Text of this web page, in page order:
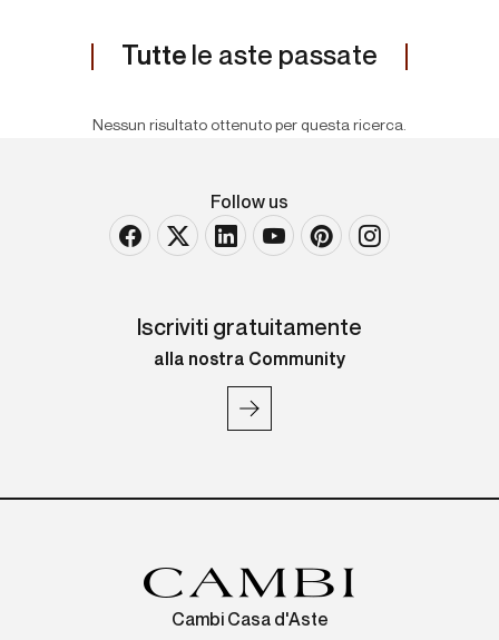
Tutte le aste passate
Nessun risultato ottenuto per questa ricerca.
Follow us
Iscriviti gratuitamente
alla nostra Community
Cambi Casa d'Aste